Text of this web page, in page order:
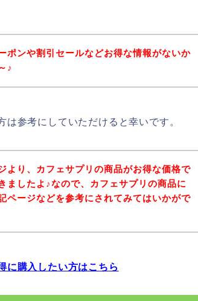
ポンや割引セールなどお得な情報がないか
♪
参考にしていただけると幸いです。
より、カフェサプリの商品がお得な価格で
ましたよ♪なので、カフェサプリの商品に
ページなどを参考にされてみてはいかがで
に購入したい方はこちら